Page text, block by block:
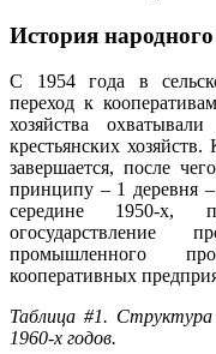
История
С 1954 года в
переход к
хозяйства
крестьянских
завершается, после
принципу – 1 деревня
середине 1950-х,
огосударствление
промышленного
кооперативных
Таблица #1. Структура
1960-х годов.